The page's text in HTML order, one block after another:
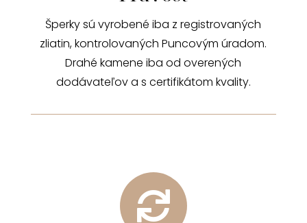
Šperky sú vyrobené iba z registrovaných
zliatin, kontrolovaných Puncovým úradom.
Drahé kamene iba od overených
dodávateľov a s certifikátom kvality.
